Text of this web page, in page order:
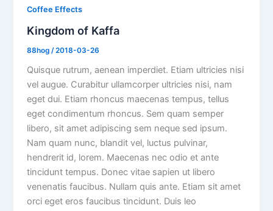
Coffee Effects
Kingdom of Kaffa
88hog /2018-03-26
Quisque rutrum, aenean imperdiet. Etiam ultricies nisi
vel augue. Curabitur ullamcorper ultricies nisi, nam
eget dui. Etiam rhoncus maecenas tempus, tellus
eget condimentum rhoncus. Sem quam semper
libero, sit amet adipiscing sem neque sed ipsum.
Nam quam nunc, blandit vel, luctus pulvinar,
hendrerit id, lorem. Maecenas nec odio et ante
tincidunt tempus. Donec vitae sapien ut libero
venenatis faucibus. Nullam quis ante. Etiam sit amet
orci eget eros faucibus tincidunt. Duis leo